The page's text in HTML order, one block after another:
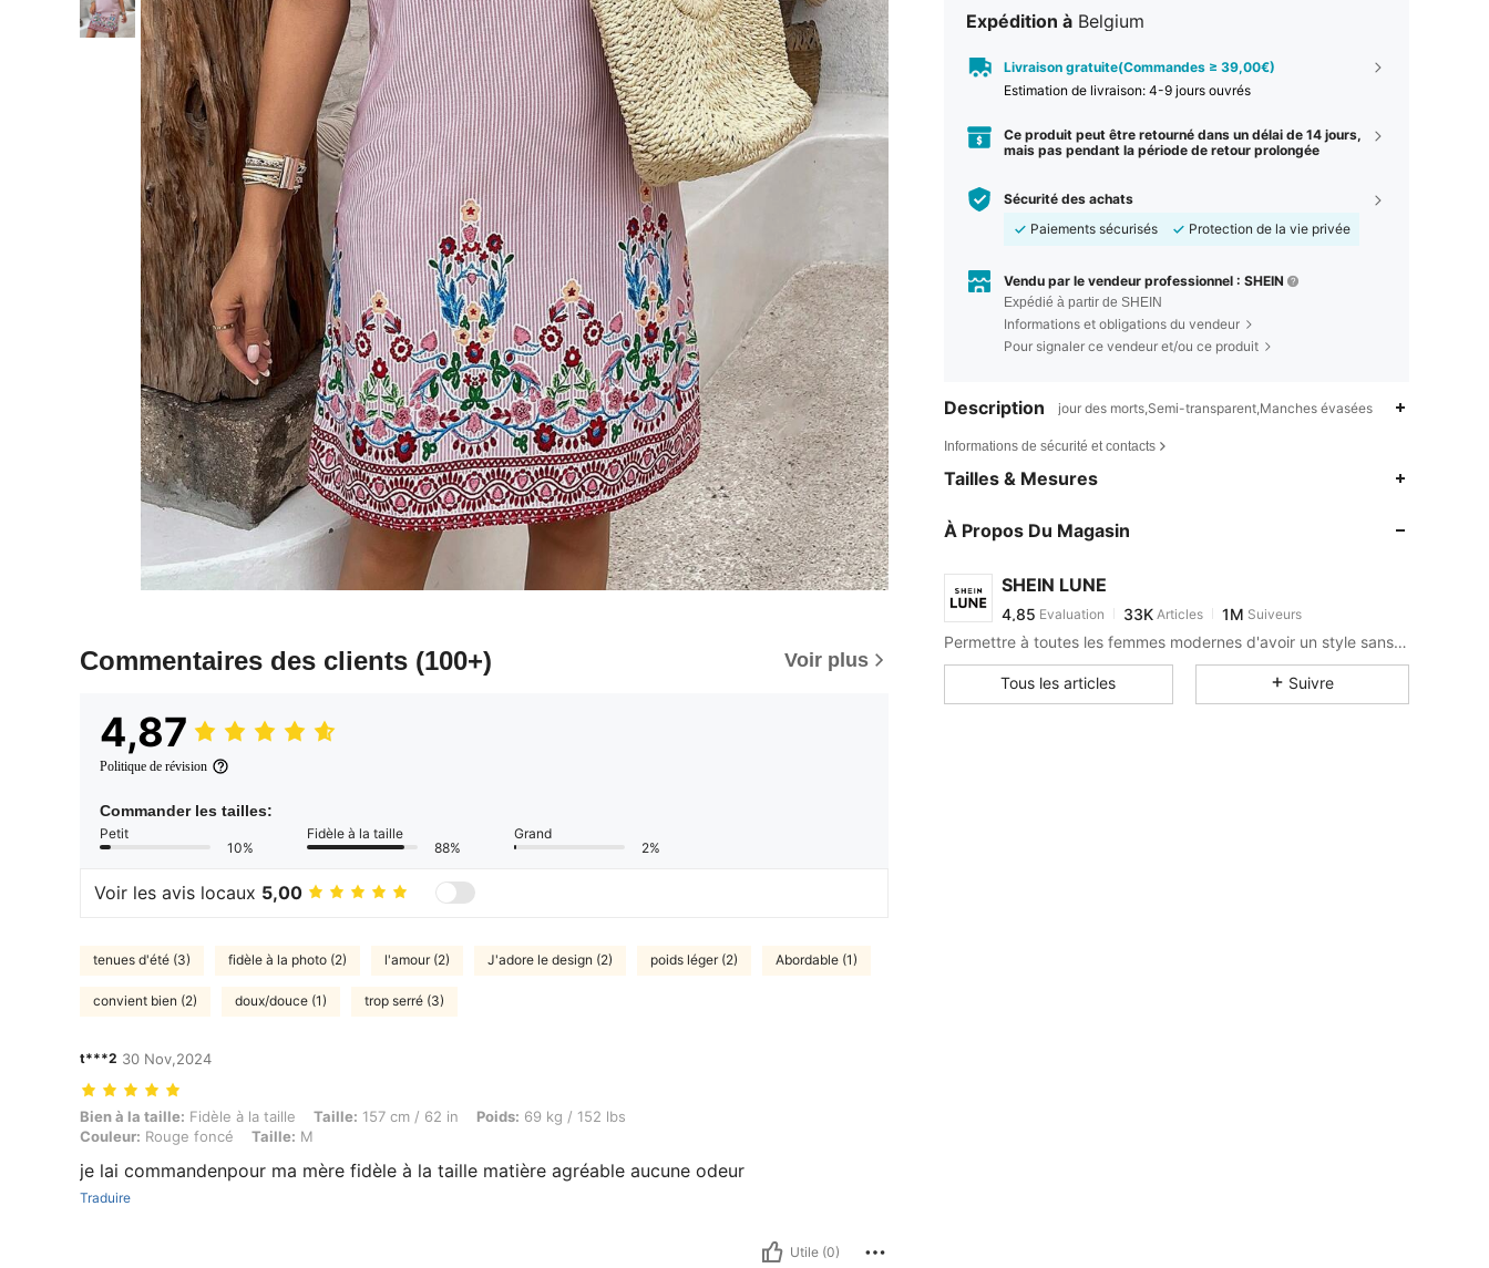
Commentaires des clients (100+) Voir plus
4,87
Politique de révision
Commander les tailles:
Petit
10%
Fidèle à la taille
88%
Grand
2%
Voir les avis locaux 5,00
tenues d'été (3) fidèle à la photo (2) l'amour (2) J'adore le design (2) poids léger (2) Abordable (1)
convient bien (2) doux/douce (1) trop serré (3)
t***2 30 Nov,2024
Bien à la taille: Fidèle à la taille, Taille: 157 cm / 62 in, Poids: 69 kg / 152 lbs, Couleur: Rouge foncé, Taille: M
Bien à la taille: Fidèle à la taille Taille: 157 cm / 62 in Poids: 69 kg / 152 lbs
Couleur: Rouge foncé Taille: M
je lai commandenpour ma mère fidèle à la taille matière agréable aucune odeur
Traduire
Utile (0)
Expédition à Belgium
Livraison gratuite(Commandes ≥ 39,00€)
Estimation de livraison: 4-9 jours ouvrés
Ce produit peut être retourné dans un délai de 14 jours,
mais pas pendant la période de retour prolongée
Sécurité des achats
Paiements sécurisés
Protection de la vie privée
Vendu par le vendeur professionnel : SHEIN
Expédié à partir de SHEIN
Informations et obligations du vendeur
Pour signaler ce vendeur et/ou ce produit
Description jour des morts,Semi-transparent,Manches évasées
Informations de sécurité et contacts
Tailles & Mesures
À Propos Du Magasin
SHEIN LUNE
4,85
33K
4,85
Evaluation
s***4est en train de naviguer
4,85
4,85
33K
1M
Permettre à toutes les femmes modernes d'avoir un style sans limite.
Tous les articles Suivre